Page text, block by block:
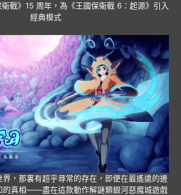
戰》15 周年，為《王國保衛戰 6：起源》引入
經典模式
，那裏有超乎尋常的存在，即便在最遙遠的邊
的真相——盡在這款動作解謎類銀河惡魔城遊戲